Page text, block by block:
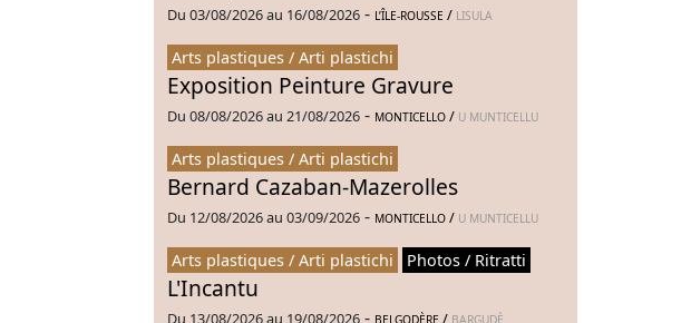
Du 03/08/2026 au 16/08/2026 - L’ÎLE-ROUSSE / LISULA
Arts plastiques / Arti plastichi
Exposition Peinture Gravure
Du 08/08/2026 au 21/08/2026 - MONTICELLO / U MUNTICELLU
Arts plastiques / Arti plastichi
Bernard Cazaban-Mazerolles
Du 12/08/2026 au 03/09/2026 - MONTICELLO / U MUNTICELLU
Arts plastiques / Arti plastichi Photos / Ritratti
L'Incantu
Du 13/08/2026 au 19/08/2026 - BELGODÈRE / BARGUDÈ